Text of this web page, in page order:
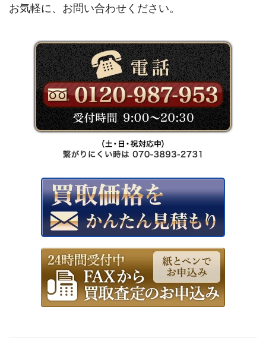
お気軽に、お問い合わせください。